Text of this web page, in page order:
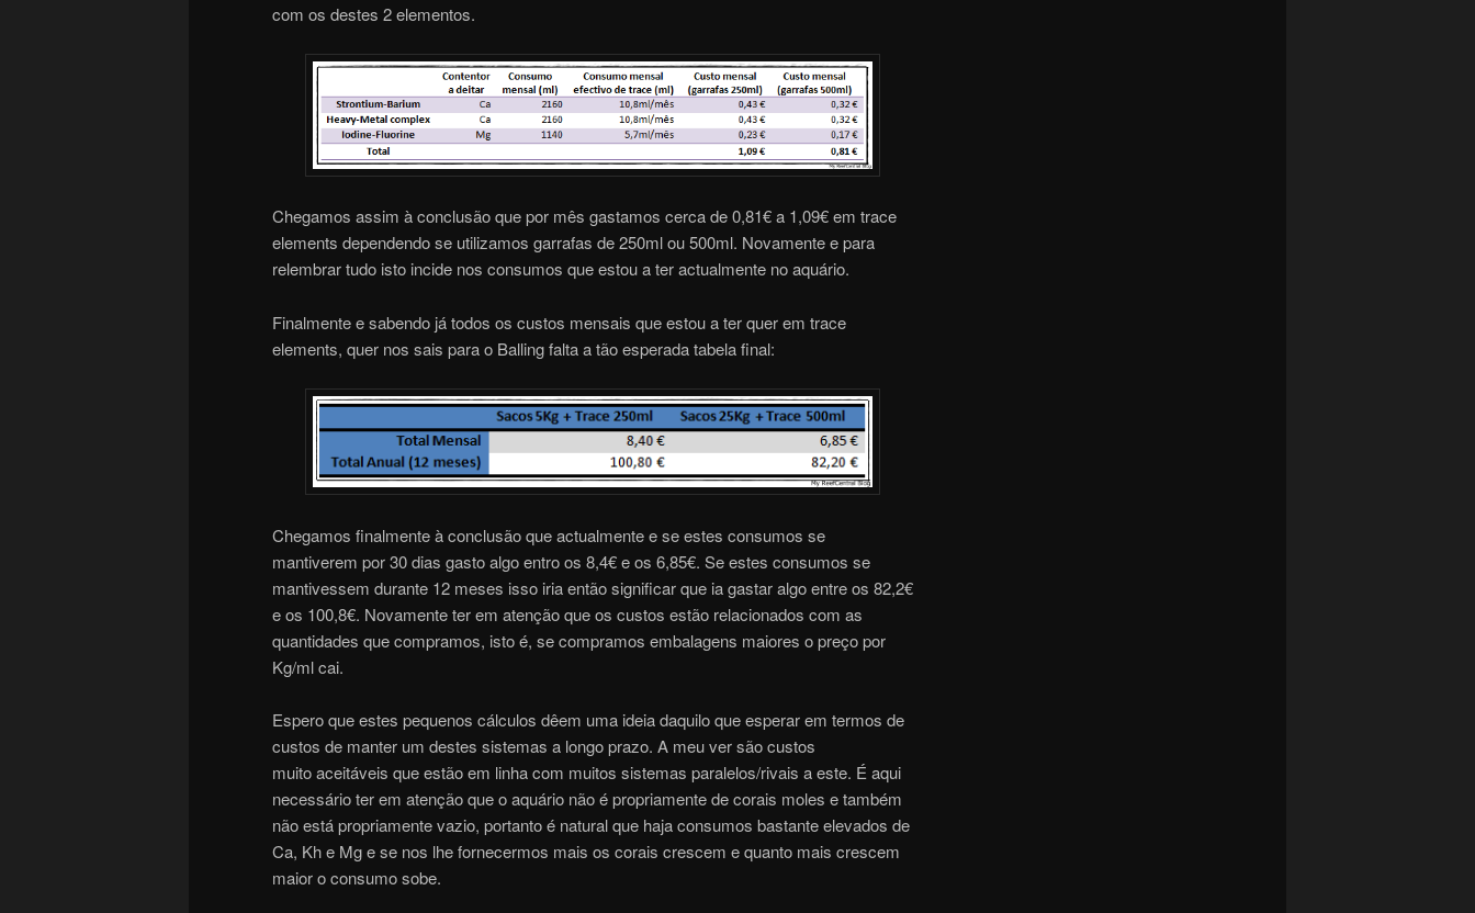
com os destes 2 elementos.
Chegamos assim à conclusão que por mês gastamos cerca de 0,81€ a 1,09€ em trace
elements dependendo se utilizamos garrafas de 250ml ou 500ml. Novamente e para
relembrar tudo isto incide nos consumos que estou a ter actualmente no aquário.
Finalmente e sabendo já todos os custos mensais que estou a ter quer em trace
elements, quer nos sais para o Balling falta a tão esperada tabela final:
Chegamos finalmente à conclusão que actualmente e se estes consumos se
mantiverem por 30 dias gasto algo entro os 8,4€ e os 6,85€. Se estes consumos se
mantivessem durante 12 meses isso iria então significar que ia gastar algo entre os 82,2€
e os 100,8€. Novamente ter em atenção que os custos estão relacionados com as
quantidades que compramos, isto é, se compramos embalagens maiores o preço por
Kg/ml cai.
Espero que estes pequenos cálculos dêem uma ideia daquilo que esperar em termos de
custos de manter um destes sistemas a longo prazo. A meu ver são custos
muito aceitáveis que estão em linha com muitos sistemas paralelos/rivais a este. É aqui
necessário ter em atenção que o aquário não é propriamente de corais moles e também
não está propriamente vazio, portanto é natural que haja consumos bastante elevados de
Ca, Kh e Mg e se nos lhe fornecermos mais os corais crescem e quanto mais crescem
maior o consumo sobe.